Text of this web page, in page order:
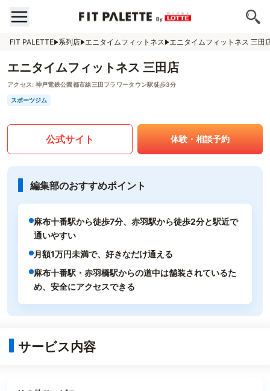
FIT PALETTE 系列店 エニタイムフィットネス エニタイムフィットネス 三田
エニタイムフィットネス 三田店
アクセス: 神戸電鉄公園都市線三田フラワータウン駅徒歩3分
スポーツジム
公式サイト 体験・相談予約
編集部のおすすめポイント
麻布十番駅から徒歩7分、赤羽駅から徒歩2分と駅近で
通いやすい
月額1万円未満で、好きなだけ通える
麻布十番駅・赤羽橋駅からの道中は舗装されているた
め、安全にアクセスできる
サービス内容